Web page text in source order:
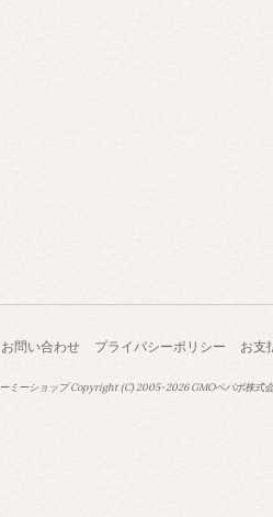
お問い合わせ プライバシーポリシー お支
ミーショップCopyright (C) 2005-2026GMOペパボ株式